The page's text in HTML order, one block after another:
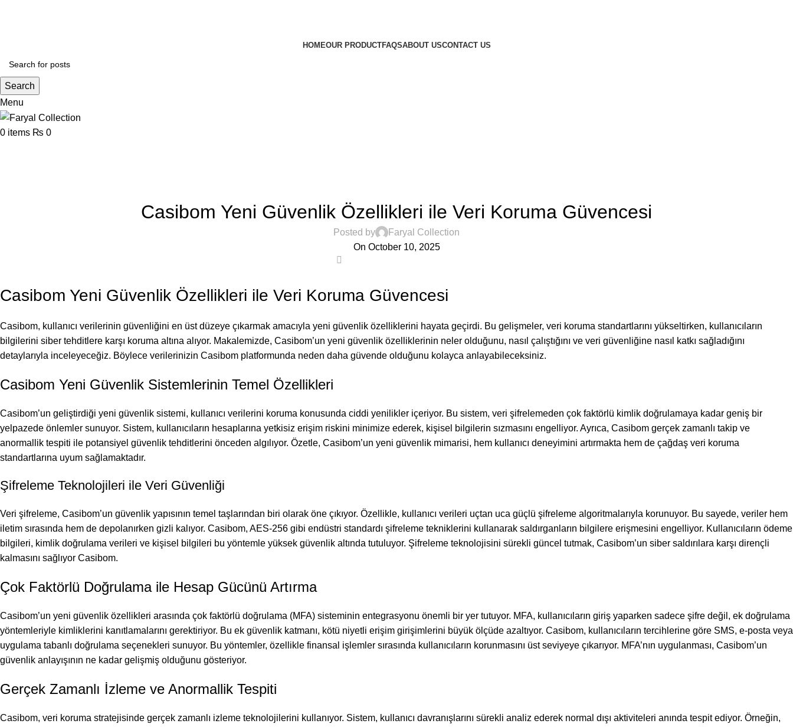
HOMEOUR PRODUCTFAQSABOUT USCONTACT US
Search
Menu
0 items ₨ 0
Casibom Yeni Güvenlik Özellikleri ile Veri Koruma Güvencesi
Posted by
Faryal Collection
On October 10, 2025
Casibom Yeni Güvenlik Özellikleri ile Veri Koruma Güvencesi
Casibom, kullanıcı verilerinin güvenliğini en üst düzeye çıkarmak amacıyla yeni güvenlik özelliklerini hayata geçirdi. Bu gelişmeler, veri koruma standartlarını yükseltirken, kullanıcıların
bilgilerini siber tehditlere karşı koruma altına alıyor. Makalemizde, Casibom’un yeni güvenlik özelliklerinin neler olduğunu, nasıl çalıştığını ve veri güvenliğine nasıl katkı sağladığını
detaylarıyla inceleyeceğiz. Böylece verilerinizin Casibom platformunda neden daha güvende olduğunu kolayca anlayabileceksiniz.
Casibom Yeni Güvenlik Sistemlerinin Temel Özellikleri
Casibom’un geliştirdiği yeni güvenlik sistemi, kullanıcı verilerini koruma konusunda ciddi yenilikler içeriyor. Bu sistem, veri şifrelemeden çok faktörlü kimlik doğrulamaya kadar geniş bir
yelpazede önlemler sunuyor. Sistem, kullanıcıların hesaplarına yetkisiz erişim riskini minimize ederek, kişisel bilgilerin sızmasını engelliyor. Ayrıca, Casibom gerçek zamanlı takip ve
anormallik tespiti ile potansiyel güvenlik tehditlerini önceden algılıyor. Özetle, Casibom’un yeni güvenlik mimarisi, hem kullanıcı deneyimini artırmakta hem de çağdaş veri koruma
standartlarına uyum sağlamaktadır.
Şifreleme Teknolojileri ile Veri Güvenliği
Veri şifreleme, Casibom’un güvenlik yapısının temel taşlarından biri olarak öne çıkıyor. Özellikle, kullanıcı verileri uçtan uca güçlü şifreleme algoritmalarıyla korunuyor. Bu sayede, veriler hem
iletim sırasında hem de depolanırken gizli kalıyor. Casibom, AES-256 gibi endüstri standardı şifreleme tekniklerini kullanarak saldırganların bilgilere erişmesini engelliyor. Kullanıcıların ödeme
bilgileri, kimlik doğrulama verileri ve kişisel bilgileri bu yöntemle yüksek güvenlik altında tutuluyor. Şifreleme teknolojisini sürekli güncel tutmak, Casibom’un siber saldırılara karşı dirençli
kalmasını sağlıyor Casibom.
Çok Faktörlü Doğrulama ile Hesap Gücünü Artırma
Casibom’un yeni güvenlik özellikleri arasında çok faktörlü doğrulama (MFA) sisteminin entegrasyonu önemli bir yer tutuyor. MFA, kullanıcıların giriş yaparken sadece şifre değil, ek doğrulama
yöntemleriyle kimliklerini kanıtlamalarını gerektiriyor. Bu ek güvenlik katmanı, kötü niyetli erişim girişimlerini büyük ölçüde azaltıyor. Casibom, kullanıcıların tercihlerine göre SMS, e-posta veya
uygulama tabanlı doğrulama seçenekleri sunuyor. Bu yöntemler, özellikle finansal işlemler sırasında kullanıcıların korunmasını üst seviyeye çıkarıyor. MFA’nın uygulanması, Casibom’un
güvenlik anlayışının ne kadar gelişmiş olduğunu gösteriyor.
Gerçek Zamanlı İzleme ve Anormallik Tespiti
Casibom, veri koruma stratejisinde gerçek zamanlı izleme teknolojilerini kullanıyor. Sistem, kullanıcı davranışlarını sürekli analiz ederek normal dışı aktiviteleri anında tespit ediyor. Örneğin,